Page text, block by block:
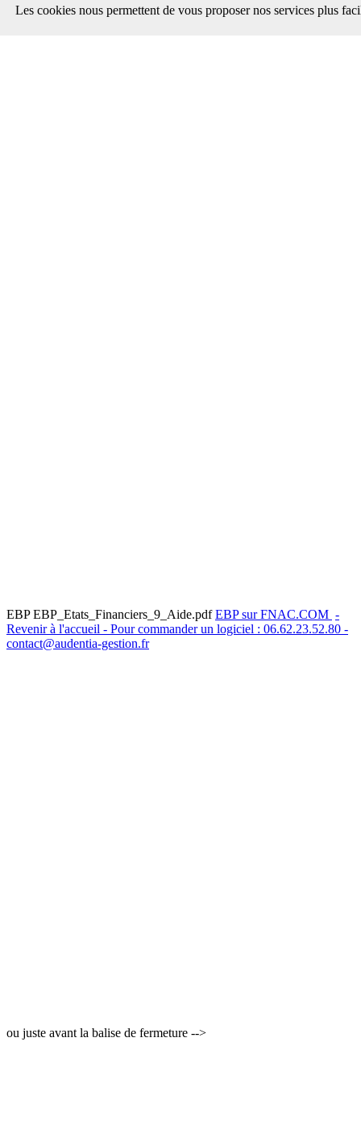
EBP EBP_Etats_Financiers_9_Aide.pdfEBP sur FNAC.COM -
Revenir à l'accueil - Pour commander un logiciel : 06.62.23.52.80 -
contact@audentia-gestion.fr
ou juste avant la balise de fermeture -->
Les cookies nous permettent de vous proposer nos services plus